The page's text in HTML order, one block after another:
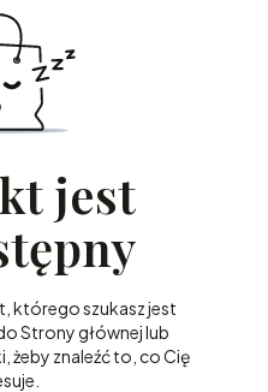
jest
którego szukasz jest
Strony głównej lub
żeby znaleźć to, co Cię